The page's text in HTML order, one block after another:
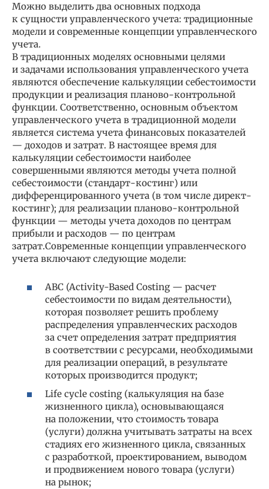
Можно выделить два основных подхода
к сущности управленческого учета: традиционные
модели и современные концепции управленческого
учета.
В традиционных моделях основными целями
и задачами использования управленческого учета
являются обеспечение калькуляции себестоимости
продукции и реализация планово-контрольной
функции. Соответственно, основным объектом
управленческого учета в традиционной модели
является система учета финансовых показателей
— доходов и затрат. В настоящее время для
калькуляции себестоимости наиболее
совершенными являются методы учета полной
себестоимости (стандарт-костинг) или
дифференцированного учета (в том числе директ-
костинг); для реализации планово-контрольной
функции — методы учета доходов по центрам
прибыли и расходов — по центрам
затрат.Современные концепции управленческого
учета включают следующие модели:
ABC (Activity-Based Costing — расчет
себестоимости по видам деятельности),
которая позволяет решить проблему
распределения управленческих расходов
за счет определения затрат предприятия
в соответствии с ресурсами, необходимыми
для реализации операций, в результате
которых производится продукт;
Life cycle costing (калькуляция на базе
жизненного цикла), основывающаяся
на положении, что стоимость товара
(услуги) должна учитывать затраты на всех
стадиях его жизненного цикла, связанных
с разработкой, проектированием, выводом
и продвижением нового товара (услуги)
на рынок;